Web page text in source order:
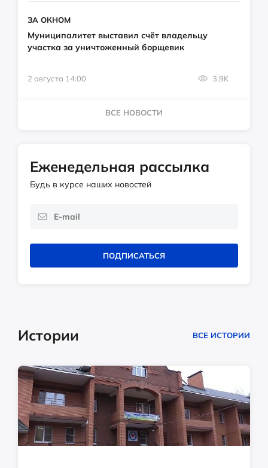
ЗА ОКНОМ
Муниципалитет выставил счёт владельцу
участка за уничтоженный борщевик
2 августа 14:00 3.9K
ВСЕ НОВОСТИ
Еженедельная рассылка
Будь в курсе наших новостей
ПОДПИСАТЬСЯ
Истории ВСЕ ИСТОРИИ